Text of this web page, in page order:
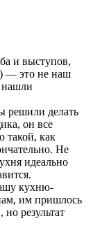
и выступов,
— это не наш
нашли
решили делать
он все
такой, как
Не
идеально
кухню-
им пришлось
результат